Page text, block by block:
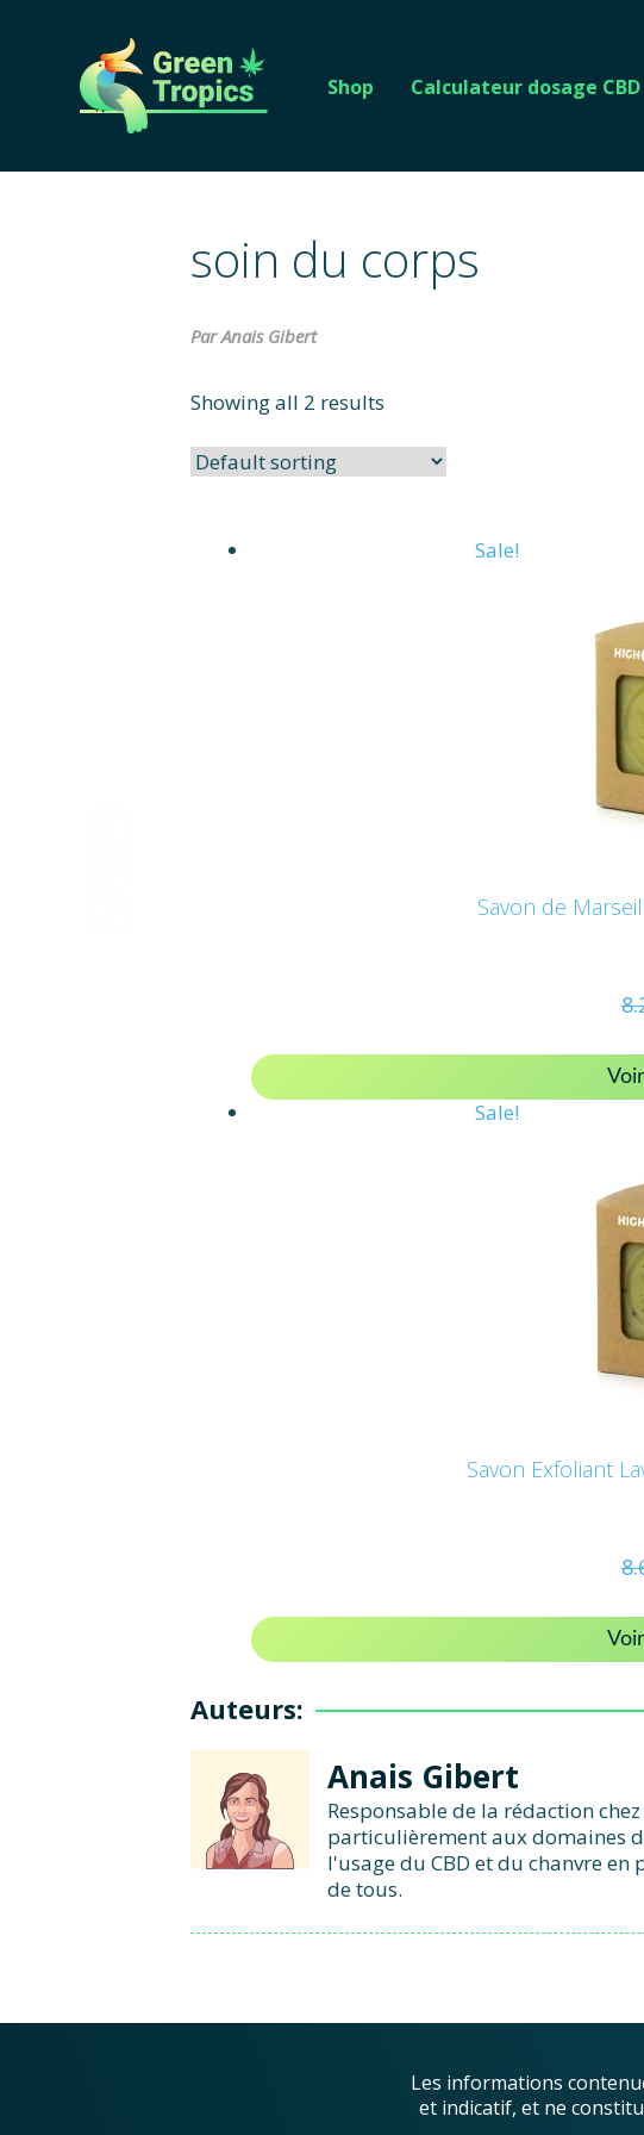
Shop Calculateur dosage CBD
soin du corps
Par Anais Gibert
Showing all 2 results
Sale!
Savon de
Sale!
Savon Exfoliant
Auteurs:
Anais Gibert
Responsable de la rédaction
particulièrement aux domaines
l'usage du CBD et du chanvre
de tous.
Les informations
et indicatif, et ne